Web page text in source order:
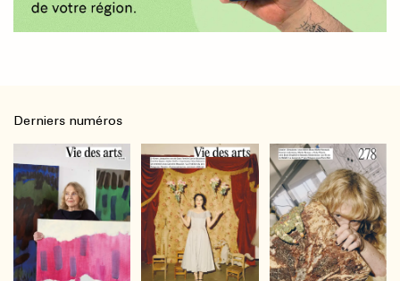
Derniers numéros